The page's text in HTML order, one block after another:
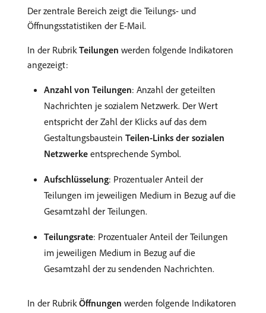
Der zentrale Bereich zeigt die Teilungs- und
Öffnungsstatistiken der E-Mail.
In der Rubrik Teilungen werden folgende Indikatoren
angezeigt:
Anzahl von Teilungen: Anzahl der geteilten
Nachrichten je sozialem Netzwerk. Der Wert
entspricht der Zahl der Klicks auf das dem
Gestaltungsbaustein Teilen-Links der sozialen
Netzwerke entsprechende Symbol.
Aufschlüsselung: Prozentualer Anteil der
Teilungen im jeweiligen Medium in Bezug auf die
Gesamtzahl der Teilungen.
Teilungsrate: Prozentualer Anteil der Teilungen
im jeweiligen Medium in Bezug auf die
Gesamtzahl der zu sendenden Nachrichten.
In der Rubrik Öffnungen werden folgende Indikatoren